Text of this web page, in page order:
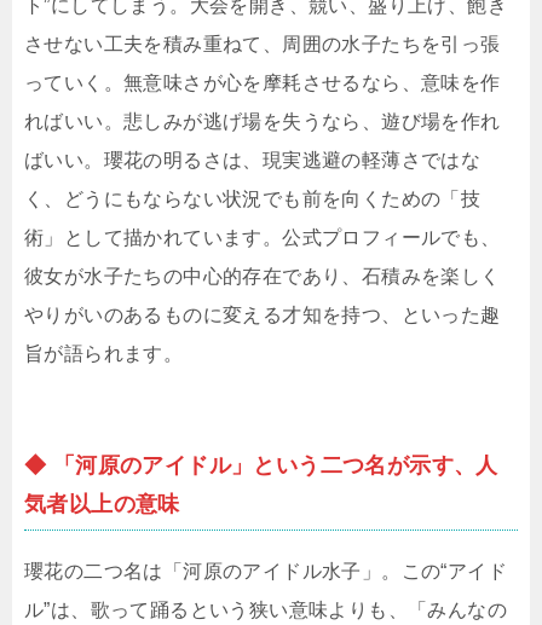
ト”にしてしまう。大会を開き、競い、盛り上げ、飽き
させない工夫を積み重ねて、周囲の水子たちを引っ張
っていく。無意味さが心を摩耗させるなら、意味を作
ればいい。悲しみが逃げ場を失うなら、遊び場を作れ
ばいい。瓔花の明るさは、現実逃避の軽薄さではな
く、どうにもならない状況でも前を向くための「技
術」として描かれています。公式プロフィールでも、
彼女が水子たちの中心的存在であり、石積みを楽しく
やりがいのあるものに変える才知を持つ、といった趣
旨が語られます。
◆ 「河原のアイドル」という二つ名が示す、人
気者以上の意味
瓔花の二つ名は「河原のアイドル水子」。この“アイド
ル”は、歌って踊るという狭い意味よりも、「みんなの